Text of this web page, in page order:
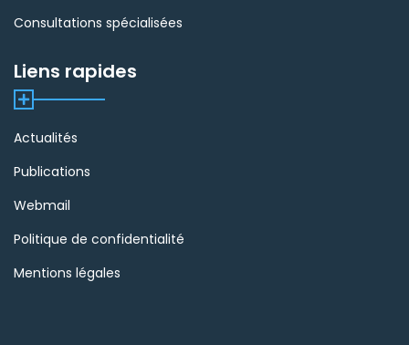
Consultations spécialisées
Liens rapides
Actualités
Publications
Webmail
Politique de confidentialité
Mentions légales